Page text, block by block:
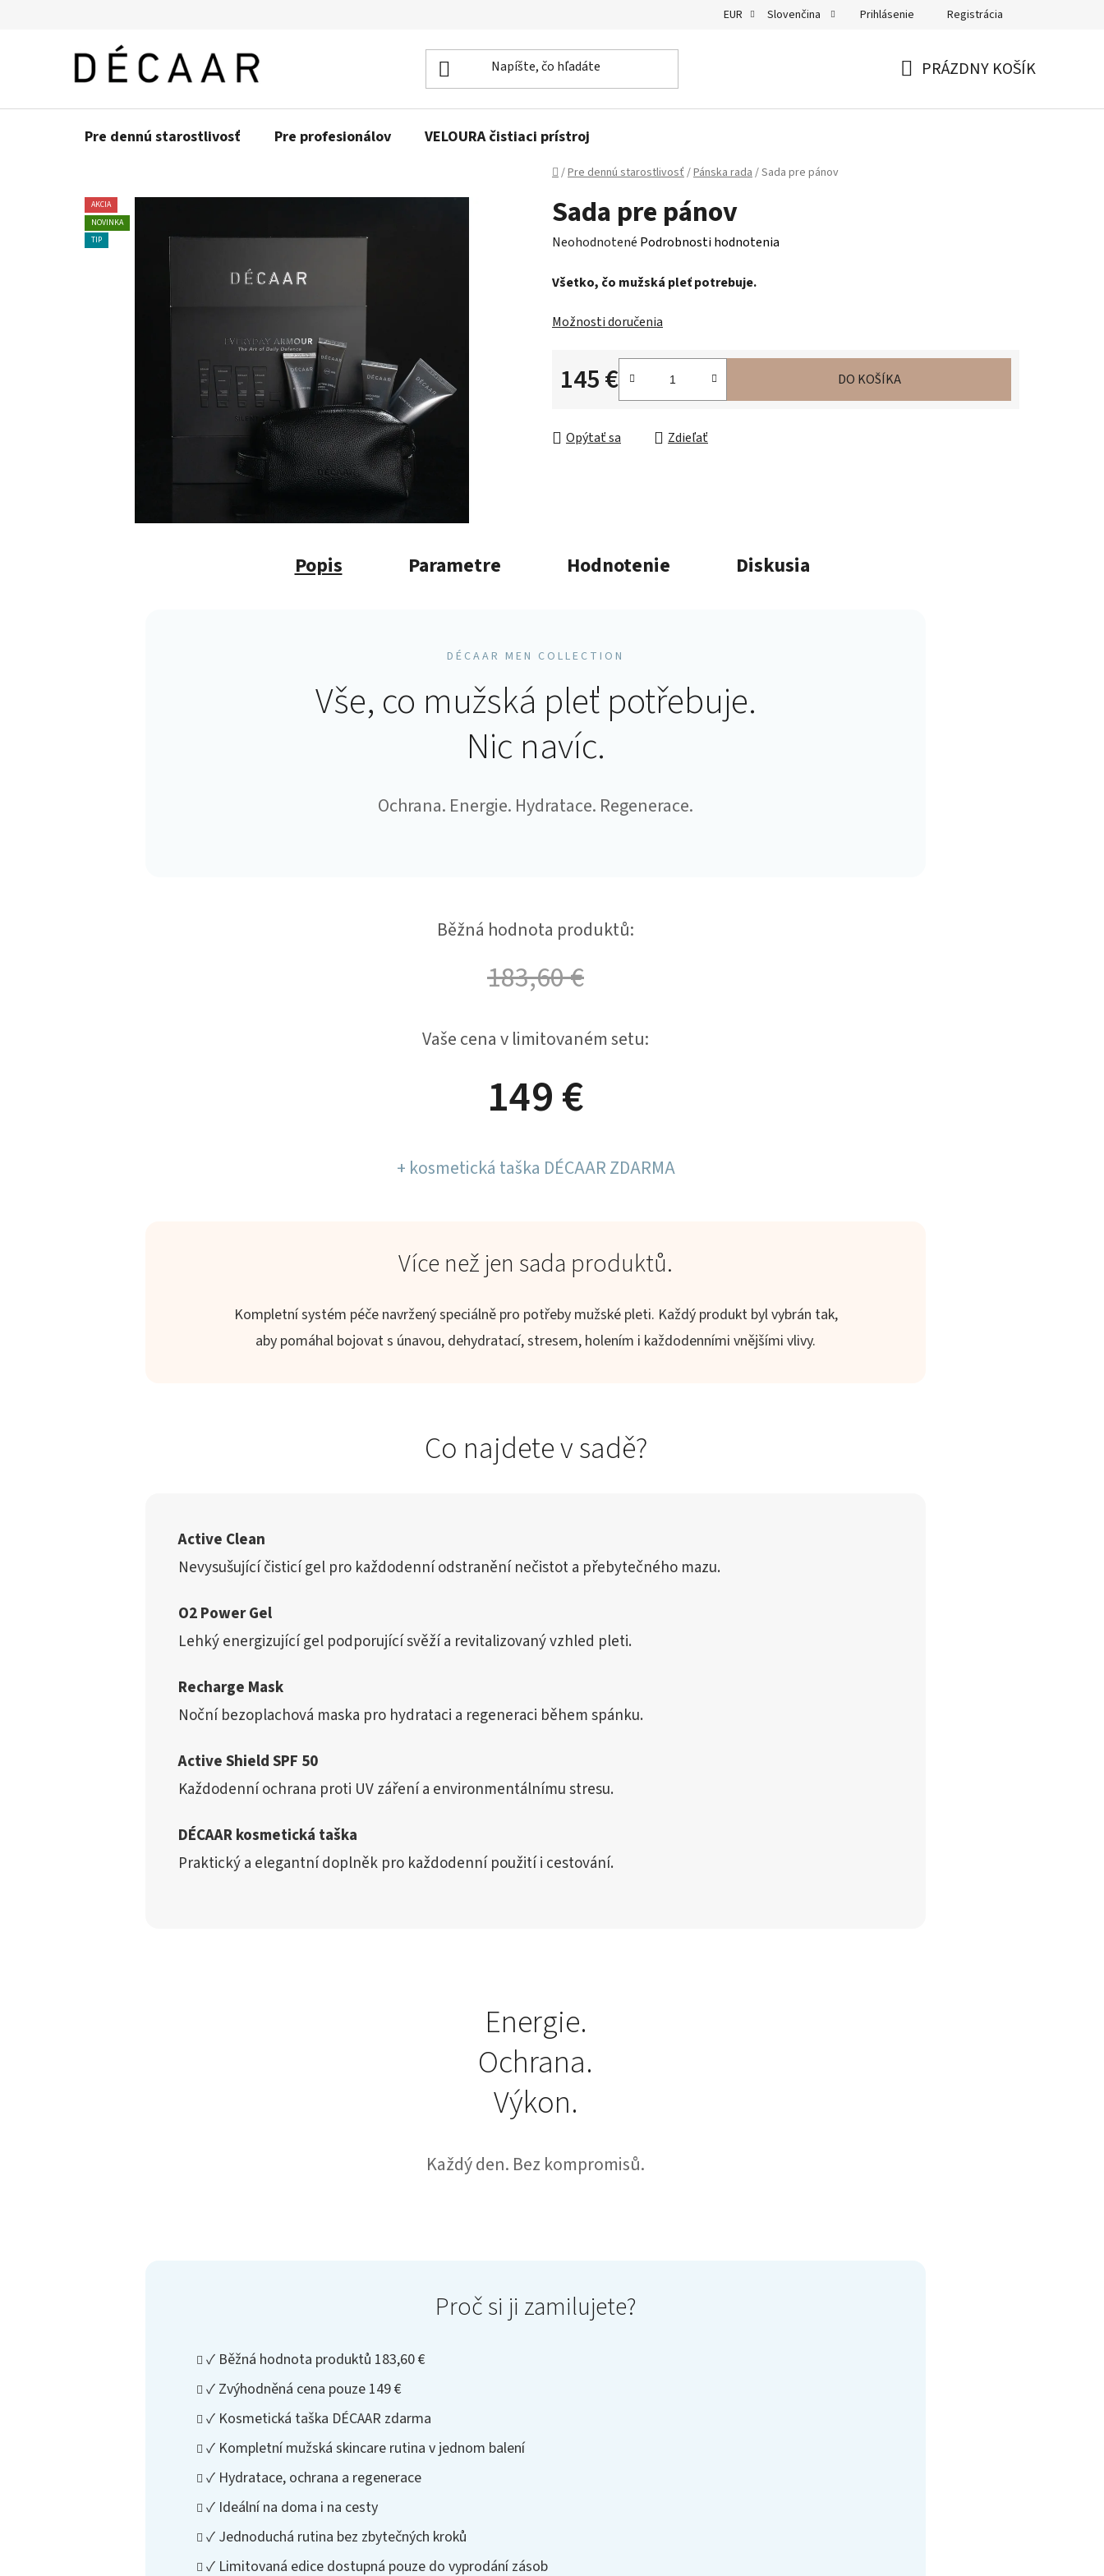
EUR Slovenčina Prihlásenie Registrácia
PRÁZDNY KOŠÍK
Pre dennú starostlivosť Pre profesionálov VELOURA čistiaci prístroj
Domov
/Pre dennú starostlivosť/Pánska rada/Sada pre pánov
Sada pre pánov
Priemerné
produktu
0,0
Neohodnotené Podrobnosti hodnotenia
Všetko, čo mužská pleť potrebuje.
Možnosti doručenia
145 €
Jednotková cena:
DO KOŠÍKA
Opýtať sa Zdieľať
AKCIA
NOVINKA
TIP
Popis Parametre Hodnotenie Diskusia
DÉCAAR MEN COLLECTION
Vše, co mužská pleť potřebuje.
Nic navíc.
Ochrana. Energie. Hydratace. Regenerace.
Běžná hodnota produktů:
183,60 €
Vaše cena v limitovaném setu:
149 €
+ kosmetická taška DÉCAAR ZDARMA
Více než jen sada produktů.
Kompletní systém péče navržený speciálně pro potřeby mužské pleti. Každý produkt byl vybrán tak,
aby pomáhal bojovat s únavou, dehydratací, stresem, holením i každodenními vnějšími vlivy.
Co najdete v sadě?
Active Clean
Nevysušující čisticí gel pro každodenní odstranění nečistot a přebytečného mazu.
O2 Power Gel
Lehký energizující gel podporující svěží a revitalizovaný vzhled pleti.
Recharge Mask
Noční bezoplachová maska pro hydrataci a regeneraci během spánku.
Active Shield SPF 50
Každodenní ochrana proti UV záření a environmentálnímu stresu.
DÉCAAR kosmetická taška
Praktický a elegantní doplněk pro každodenní použití i cestování.
Energie.
Ochrana.
Výkon.
Každý den. Bez kompromisů.
Proč si ji zamilujete?
✓ Běžná hodnota produktů 183,60 €
✓ Zvýhodněná cena pouze 149 €
✓ Kosmetická taška DÉCAAR zdarma
✓ Kompletní mužská skincare rutina v jednom balení
✓ Hydratace, ochrana a regenerace
✓ Ideální na doma i na cesty
✓ Jednoduchá rutina bez zbytečných kroků
✓ Limitovaná edice dostupná pouze do vyprodání zásob